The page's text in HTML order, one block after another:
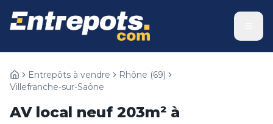
Entrepôts à vendre Rhône (69)
Villefranche-sur-Saône
AV local neuf 203m² à